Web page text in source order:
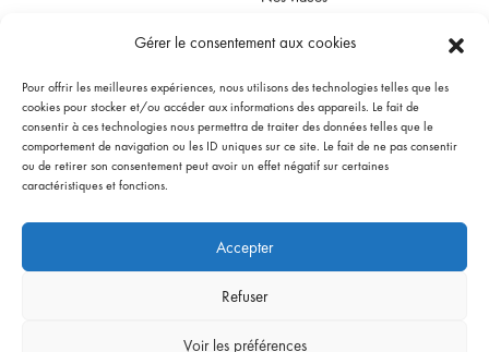
Gérer le consentement aux cookies
Pour offrir les meilleures expériences, nous utilisons des technologies telles que les
cookies pour stocker et/ou accéder aux informations des appareils. Le fait de
consentir à ces technologies nous permettra de traiter des données telles que le
comportement de navigation ou les ID uniques sur ce site. Le fait de ne pas consentir
ou de retirer son consentement peut avoir un effet négatif sur certaines
caractéristiques et fonctions.
Accepter
Refuser
Voir les préférences
Contact presse
Communiqués de presse
L’OTRE dans les medias
Mentions légales & Politique de confidentialité
Gestion des Cookies
Conditions générales d’utilisation
ⓒ Copyright 2023 - OTRE